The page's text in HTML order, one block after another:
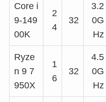
Core i
9-149
00K
2
4
32
3.2
0G
Hz
Ryze
n 9 7
950X
1
6
32
4.5
0G
Hz